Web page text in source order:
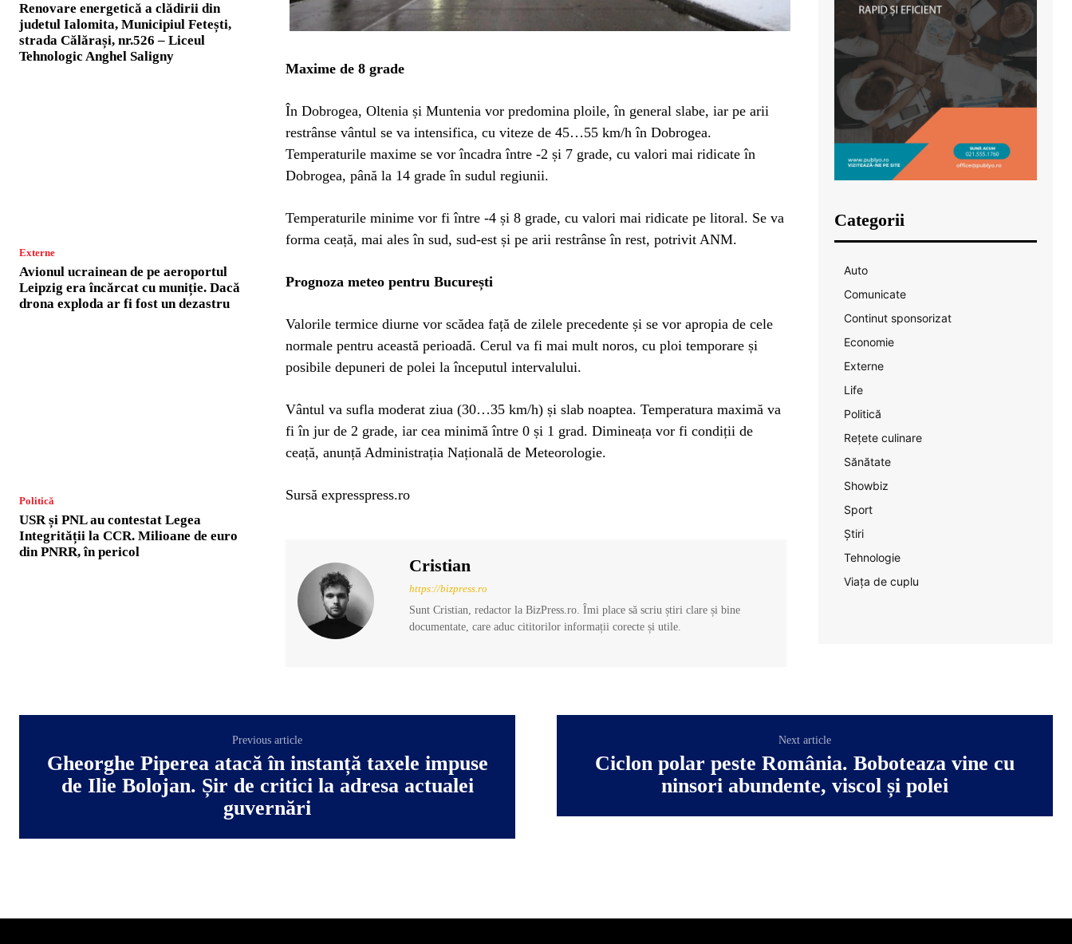
Renovare energetică a clădirii din
judetul Ialomita, Municipiul Fetești,
strada Călărași, nr.526 – Liceul
Tehnologic Anghel Saligny
Externe
Avionul ucrainean de pe aeroportul
Leipzig era încărcat cu muniție. Dacă
drona exploda ar fi fost un dezastru
Politică
USR și PNL au contestat Legea
Integrității la CCR. Milioane de euro
din PNRR, în pericol
Maxime de 8 grade
În Dobrogea, Oltenia și Muntenia vor predomina ploile, în general slabe, iar pe arii
restrânse vântul se va intensifica, cu viteze de 45…55 km/h în Dobrogea.
Temperaturile maxime se vor încadra între -2 și 7 grade, cu valori mai ridicate în
Dobrogea, până la 14 grade în sudul regiunii.
Temperaturile minime vor fi între -4 și 8 grade, cu valori mai ridicate pe litoral. Se va
forma ceață, mai ales în sud, sud-est și pe arii restrânse în rest, potrivit ANM.
Prognoza meteo pentru București
Valorile termice diurne vor scădea față de zilele precedente și se vor apropia de cele
normale pentru această perioadă. Cerul va fi mai mult noros, cu ploi temporare și
posibile depuneri de polei la începutul intervalului.
Vântul va sufla moderat ziua (30…35 km/h) și slab noaptea. Temperatura maximă va
fi în jur de 2 grade, iar cea minimă între 0 și 1 grad. Dimineața vor fi condiții de
ceață, anunță Administrația Națională de Meteorologie.
Sursă expresspress.ro
Cristian
https://bizpress.ro
Sunt Cristian, redactor la BizPress.ro. Îmi place să scriu știri clare și bine
documentate, care aduc cititorilor informații corecte și utile.
Categorii
Auto
Comunicate
Continut sponsorizat
Economie
Externe
Life
Politică
Rețete culinare
Sănătate
Showbiz
Sport
Știri
Tehnologie
Viața de cuplu
Previous article
Gheorghe Piperea atacă în instanță taxele impuse
de Ilie Bolojan. Șir de critici la adresa actualei
guvernări
Next article
Ciclon polar peste România. Boboteaza vine cu
ninsori abundente, viscol și polei